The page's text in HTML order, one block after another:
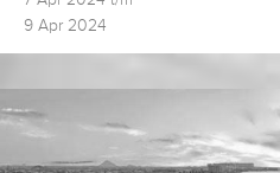
9 Apr 2024